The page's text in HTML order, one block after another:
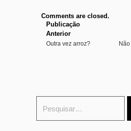
Comments are closed.
Publicação
Anterior
Outra vez arroz?